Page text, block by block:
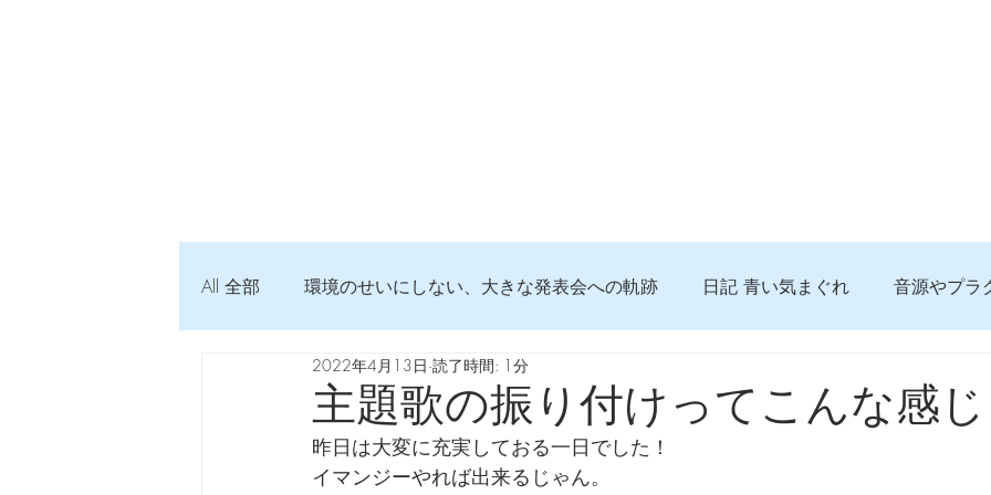
All 全部 環境のせいにしない、大きな発表会への軌跡 日記 青い気まぐれ 音源やプラ
弦交換の記録 DTM 始める 知っておきたいコト
Imanjy Studio 使われているモノ 食べんじーの美味しい記事
主題歌の振り付けってこんな感じ
2022年4月13日 読了時間: 1分
昨日は大変に充実しておる一日でした！
イマンジーやれば出来るじゃん。